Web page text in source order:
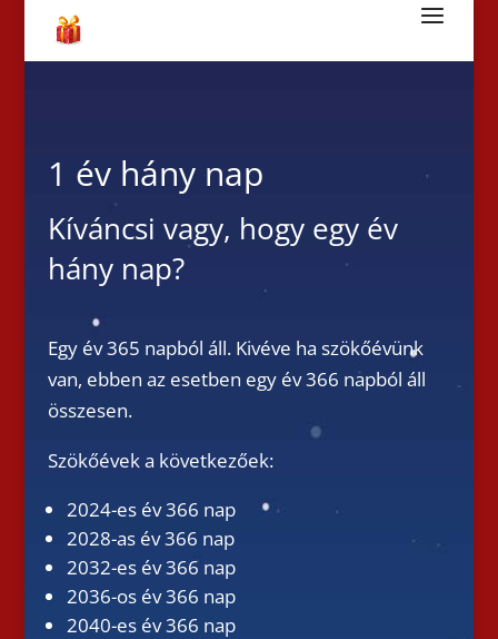
1 év hány nap
Kíváncsi vagy, hogy egy év
hány nap?
Egy év 365 napból áll. Kivéve ha szökőévünk
van, ebben az esetben egy év 366 napból áll
összesen.
Szökőévek a következőek:
2024-es év 366 nap
2028-as év 366 nap
2032-es év 366 nap
2036-os év 366 nap
2040-es év 366 nap